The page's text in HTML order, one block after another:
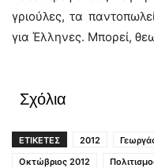
γριούλες, τα
για Έλληνες. Μπορεί,
Σχόλια
ΕΤΙΚΕΤΕΣ 2012
Οκτώβριος 2012